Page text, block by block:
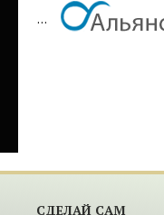
...
СДЕЛАЙ САМ